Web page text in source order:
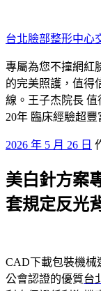
至
主
要
內
容
台北臉部整形中心
專屬為您不撞網紅
的完美照護，值得
線。王子杰院長
20年 臨床經驗超豐
發
於
2026 年 5 月 26 日
美白針方案
套規定反光
CAD下載包裝機械
公會認證的優質台